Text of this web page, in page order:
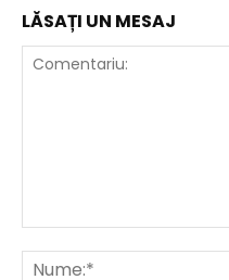
LĂSAȚI UN MESAJ